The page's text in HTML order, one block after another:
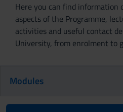
Here you can find information
aspects of the Programme,
activities and useful contact
University, from enrolment to
Modules